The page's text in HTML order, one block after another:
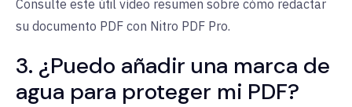
Consulte este útil vídeo resumen sobre cómo redactar
su documento PDF con Nitro PDF Pro.
3. ¿Puedo añadir una marca de
agua para proteger mi PDF?